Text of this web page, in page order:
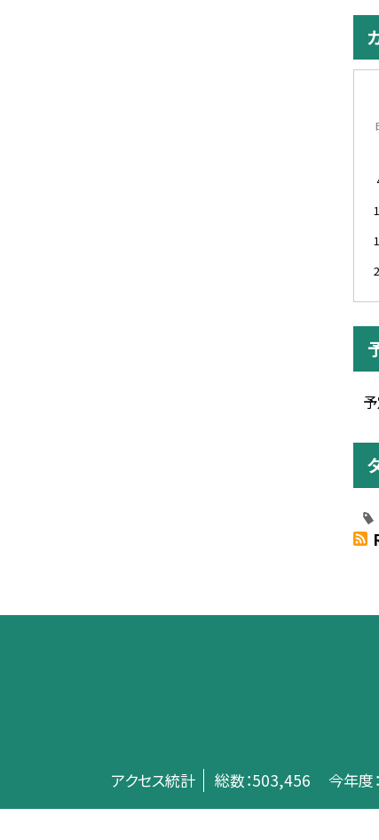
アクセス統計 総数：503,456 今年度：